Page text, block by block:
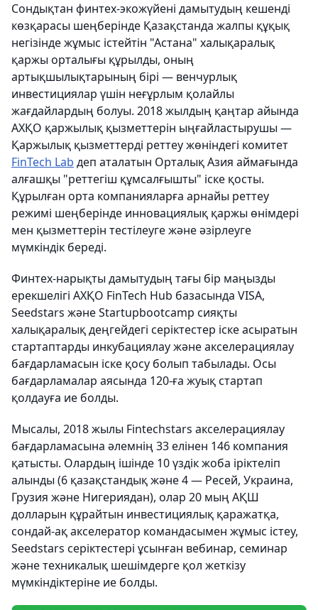
Сондықтан финтех-экожүйені дамытудың кешенді
көзқарасы шеңберінде Қазақстанда жалпы құқық
негізінде жұмыс істейтін "Астана" халықаралық
қаржы орталығы құрылды, оның
артықшылықтарының бірі — венчурлық
инвестициялар үшін неғұрлым қолайлы
жағдайлардың болуы. 2018 жылдың қаңтар айында
АХҚО қаржылық қызметтерін ыңғайластырушы —
Қаржылық қызметтерді реттеу жөніндегі комитет
FinTech Lab деп аталатын Орталық Азия аймағында
алғашқы "реттегіш құмсалғышты" іске қосты.
Құрылған орта компанияларға арнайы реттеу
режимі шеңберінде инновациялық қаржы өнімдері
мен қызметтерін тестілеуге және әзірлеуге
мүмкіндік береді.
Финтех-нарықты дамытудың тағы бір маңызды
ерекшелігі АХҚО FinTech Hub базасында VISA,
Seedstars және Startupbootcamp сияқты
халықаралық деңгейдегі серіктестер іске асыратын
стартаптарды инкубациялау және акселерациялау
бағдарламасын іске қосу болып табылады. Осы
бағдарламалар аясында 120-ға жуық стартап
қолдауға ие болды.
Мысалы, 2018 жылы Fintechstars акселерациялау
бағдарламасына әлемнің 33 елінен 146 компания
қатысты. Олардың ішінде 10 үздік жоба іріктеліп
алынды (6 қазақстандық және 4 — Ресей, Украина,
Грузия және Нигериядан), олар 20 мың АҚШ
долларын құрайтын инвестициялық қаражатқа,
сондай-ақ акселератор командасымен жұмыс істеу,
Seedstars серіктестері ұсынған вебинар, семинар
және техникалық шешімдерге қол жеткізу
мүмкіндіктеріне ие болды.